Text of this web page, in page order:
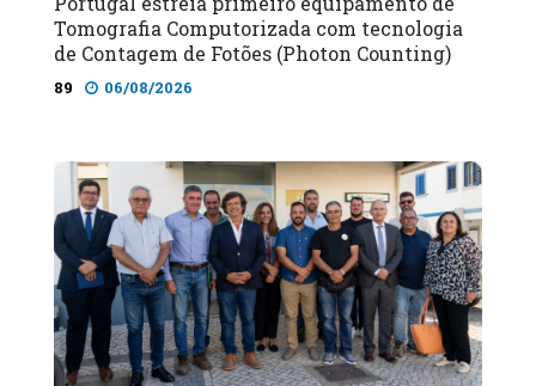
Tomografia Computorizada com tecnologia
de Contagem de Fotões (Photon Counting)
89 06/08/2026